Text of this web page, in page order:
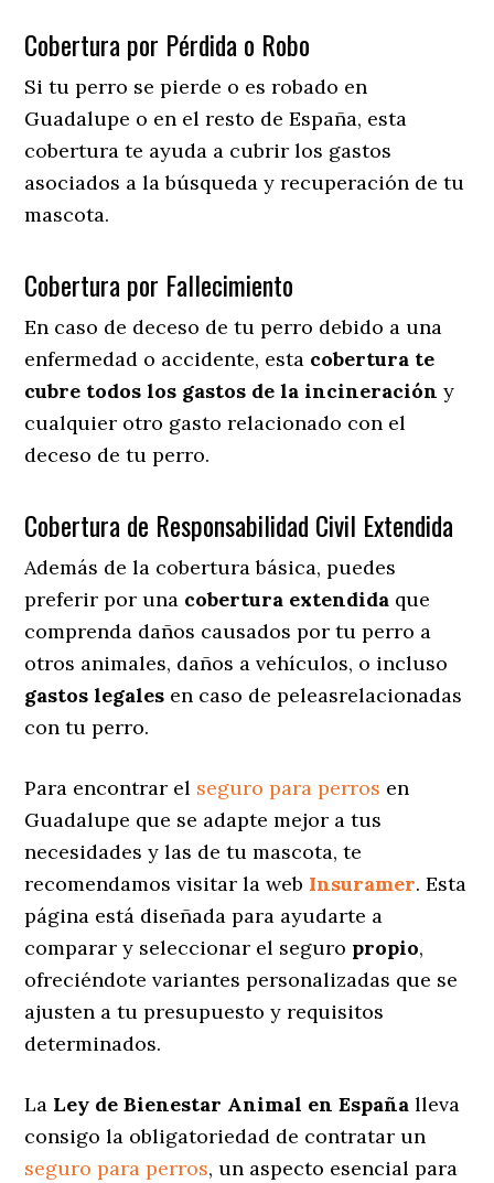
Cobertura por Pérdida o Robo
Si tu perro se pierde o es robado en
Guadalupe o en el resto de España, esta
cobertura te ayuda a cubrir los gastos
asociados a la búsqueda y recuperación de tu
mascota.
Cobertura por Fallecimiento
En caso de deceso de tu perro debido a una
enfermedad o accidente, esta cobertura te
cubre todos los gastos de la incineración y
cualquier otro gasto relacionado con el
deceso de tu perro.
Cobertura de Responsabilidad Civil Extendida
Además de la cobertura básica, puedes
preferir por una cobertura extendida que
comprenda daños causados por tu perro a
otros animales, daños a vehículos, o incluso
gastos legales en caso de peleasrelacionadas
con tu perro.
Para encontrar el seguro para perros en
Guadalupe que se adapte mejor a tus
necesidades y las de tu mascota, te
recomendamos visitar la web Insuramer. Esta
página está diseñada para ayudarte a
comparar y seleccionar el seguro propio,
ofreciéndote variantes personalizadas que se
ajusten a tu presupuesto y requisitos
determinados.
La Ley de Bienestar Animal en España lleva
consigo la obligatoriedad de contratar un
seguro para perros, un aspecto esencial para